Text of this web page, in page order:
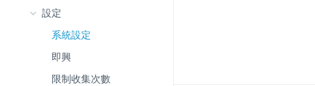
設定
系統設定
即興
限制收集次數